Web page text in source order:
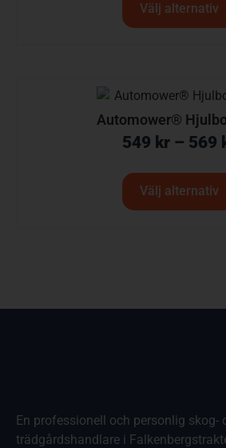
Välj alternativ
Automower®
549 kr – 569
Välj alternativ
En professionell och personlig skog-
trädgårdshandlare i